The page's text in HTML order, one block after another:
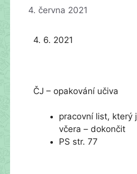
4. června 2021
4. 6. 2021
ČJ – opakování učiva
pracovní list, který
včera – dokončit
PS str. 77